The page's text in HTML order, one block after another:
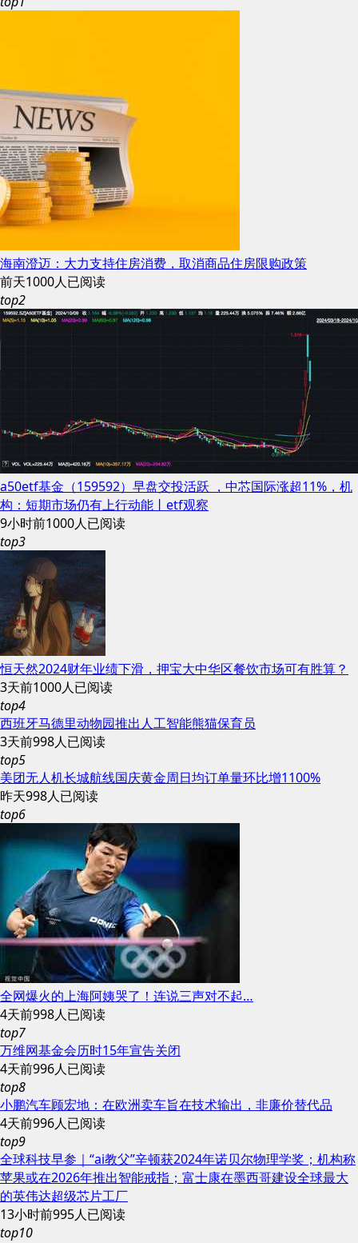
海南澄迈：大力支持住房消费，取消商品住房限购政策
前天1000人已阅读
top2
a50etf基金（159592）早盘交投活跃 ，中芯国际涨超11%，机
构：短期市场仍有上行动能丨etf观察
9小时前1000人已阅读
top3
恒天然2024财年业绩下滑，押宝大中华区餐饮市场可有胜算？
3天前1000人已阅读
top4
西班牙马德里动物园推出人工智能熊猫保育员
3天前998人已阅读
top5
美团无人机长城航线国庆黄金周日均订单量环比增1100%
昨天998人已阅读
top6
全网爆火的上海阿姨哭了！连说三声对不起…
4天前998人已阅读
top7
万维网基金会历时15年宣告关闭
4天前996人已阅读
top8
小鹏汽车顾宏地：在欧洲卖车旨在技术输出，非廉价替代品
4天前996人已阅读
top9
全球科技早参｜“ai教父”辛顿获2024年诺贝尔物理学奖；机构称
苹果或在2026年推出智能戒指；富士康在墨西哥建设全球最大
的英伟达超级芯片工厂
13小时前995人已阅读
top10